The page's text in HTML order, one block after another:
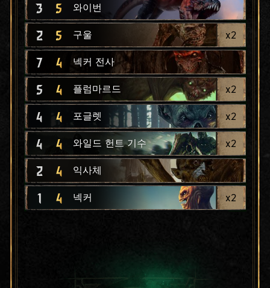
3 5 와이번
2 5 구울 x2
7 4 넥커 전사
5 4 플럼마르드 x2
4 4 포글렛 x2
4 4 와일드 헌트 기수 x2
2 4 익사체
1 4 넥커 x2